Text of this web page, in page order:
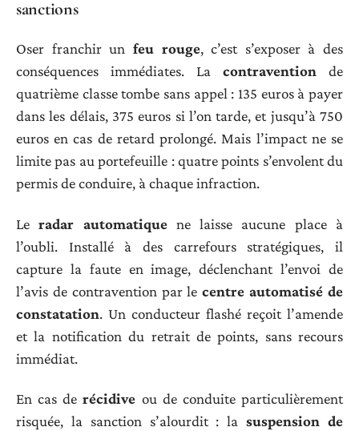
sanctions
Oser franchir un feu rouge, c’est s’exposer à des
conséquences immédiates. La contravention de
quatrième classe tombe sans appel : 135 euros à payer
dans les délais, 375 euros si l’on tarde, et jusqu’à 750
euros en cas de retard prolongé. Mais l’impact ne se
limite pas au portefeuille : quatre points s’envolent du
permis de conduire, à chaque infraction.
Leradar automatiquene laisse aucune place à
l’oubli. Installé à des carrefours stratégiques, il
capture la faute en image, déclenchant l’envoi de
l’avis de contravention par lecentre automatisé de
constatation. Un conducteur flashé reçoit l’amende
et la notification du retrait de points, sans recours
immédiat.
En cas derécidive ou de conduite particulièrement
risquée, la sanction s’alourdit : lasuspension de